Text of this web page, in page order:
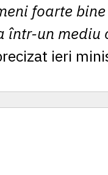
foarte
într-un mediu
ieri